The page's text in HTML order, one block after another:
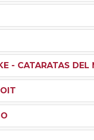
- CATARATAS DEL